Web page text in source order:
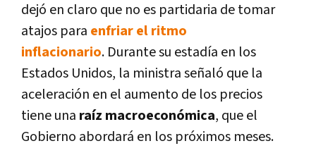
dejó en claro que no es partidaria de tomar
atajos para enfriar el ritmo
inflacionario. Durante su estadía en los
Estados Unidos, la ministra señaló que la
aceleración en el aumento de los precios
tiene una raíz macroeconómica, que el
Gobierno abordará en los próximos meses.